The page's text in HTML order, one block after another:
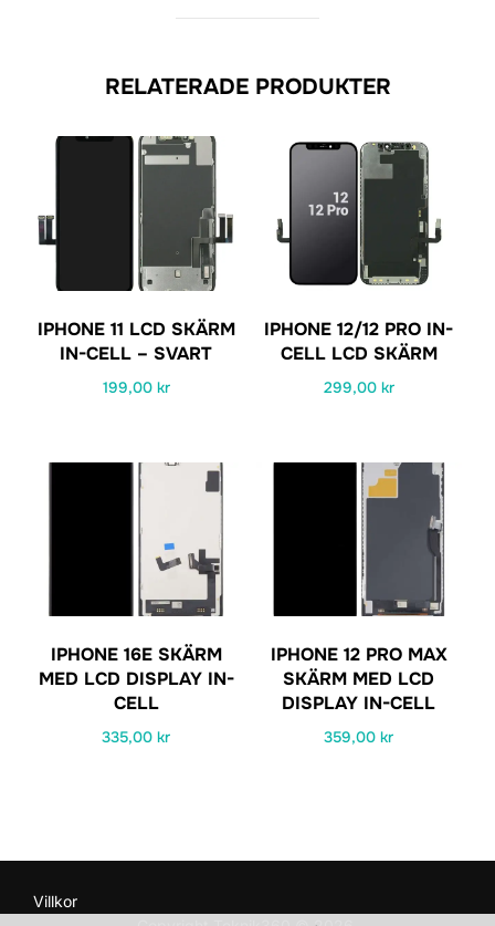
RELATERADE PRODUKTER
IPHONE 11 LCD SKÄRM
IN-CELL – SVART
199,00 kr
IPHONE 12/12 PRO IN-
CELL LCD SKÄRM
299,00 kr
IPHONE 16E SKÄRM
MED LCD DISPLAY IN-
CELL
335,00kr
IPHONE 12 PRO MAX
SKÄRM MED LCD
DISPLAY IN-CELL
359,00kr
Villkor